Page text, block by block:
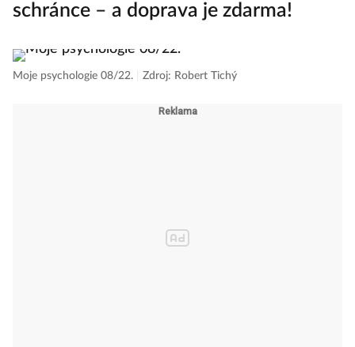
schránce – a doprava je zdarma!
Moje psychologie 08/22. Zdroj: Robert Tichý